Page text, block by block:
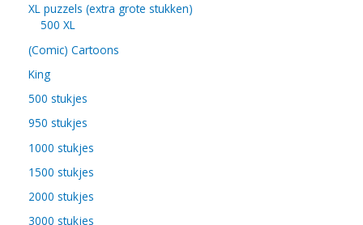
XL puzzels (extra grote stukken)
500 XL
(Comic) Cartoons
King
500 stukjes
950 stukjes
1000 stukjes
1500 stukjes
2000 stukjes
3000 stukjes